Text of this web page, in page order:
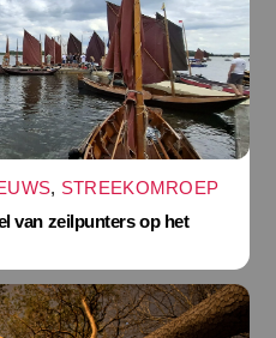
, STREEKOMROEP
van zeilpunters op het